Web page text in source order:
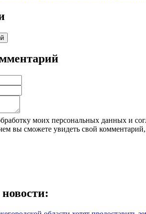
моих персональных данных и
вы сможете увидеть свой комментарий,